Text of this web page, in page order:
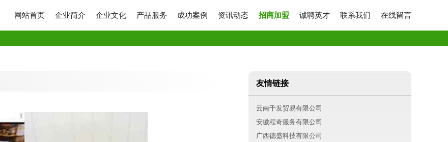
网站首页 企业简介 企业文化 产品服务 成功案例 资讯动态 招商加盟 诚聘英才 联系我们 在线留言
友情链接
云南千发贸易有限公司
安徽程奇服务有限公司
广西德盛科技有限公司